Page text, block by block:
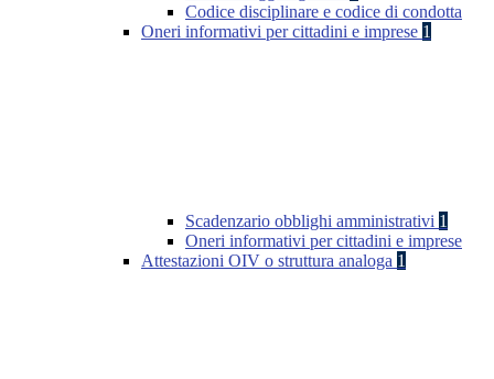
Codice disciplinare e codice di condotta
Oneri informativi per cittadini e imprese 1
Scadenzario obblighi amministrativi 1
Oneri informativi per cittadini e imprese
Attestazioni OIV o struttura analoga 1